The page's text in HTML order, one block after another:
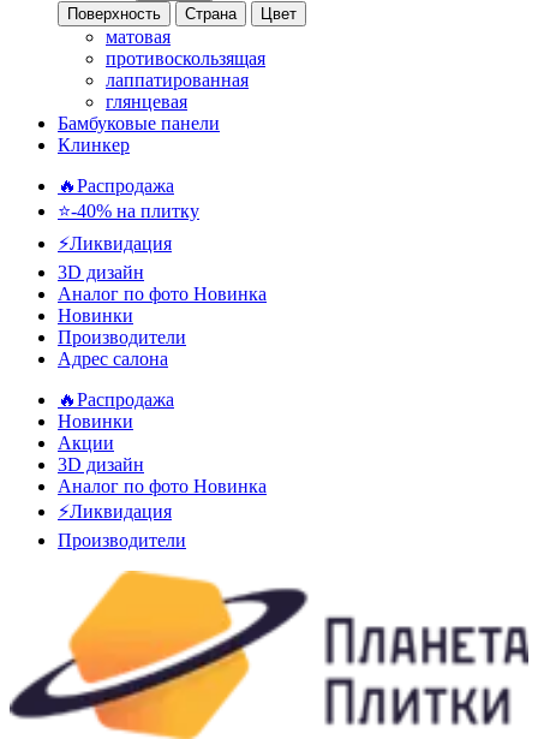
Поверхность
Страна Цвет
матовая
противоскользящая
лаппатированная
глянцевая
Бамбуковые панели
Клинкер
🔥Распродажа
⭐-40% на плитку
⚡️Ликвидация
3D дизайн
Аналог по фото Новинка
Новинки
Производители
Адрес салона
🔥Распродажа
Новинки
Акции
3D дизайн
Аналог по фото Новинка
⚡Ликвидация
Производители